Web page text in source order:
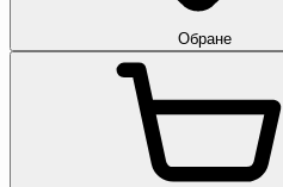
Обране